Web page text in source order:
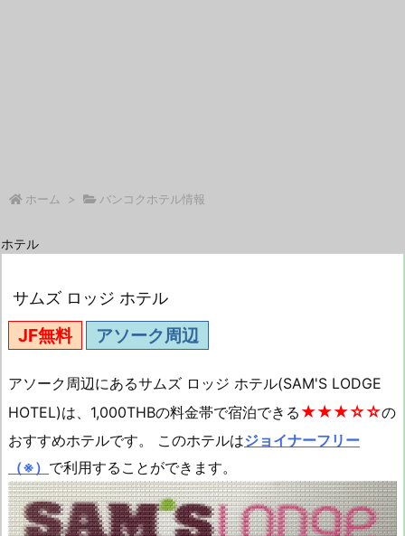
ホーム > バンコクホテル情報
ホテル
サムズ ロッジ ホテル
JF無料 アソーク周辺
アソーク周辺にあるサムズ ロッジ ホテル(SAM'S LODGE
HOTEL)は、1,000THBの料金帯で宿泊できる ★★★☆☆の
おすすめホテルです。 このホテルはジョイナーフリー
（※） で利用することができます。